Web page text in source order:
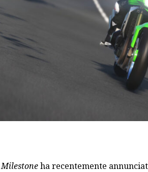
Milestoneha recentemente